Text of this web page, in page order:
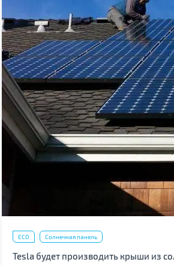
ECO Солнечная панель
Tesla будет производить крыши из